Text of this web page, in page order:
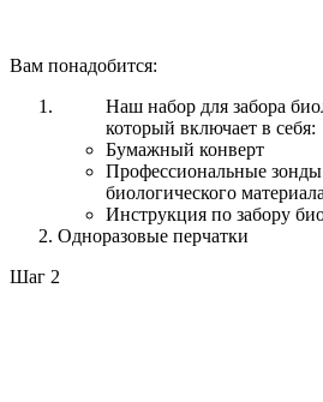
Вам понадобится:
Наш набор для забора
который включает в себя:
Бумажный конверт
Профессиональные зонды
биологического материала
Инструкция по забору
Одноразовые перчатки
Шаг 2